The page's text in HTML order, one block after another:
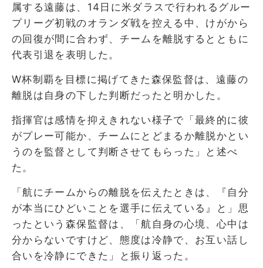
属する遠藤は、14日に米ダラスで行われるグルー
プリーグ初戦のオランダ戦を控える中、けがから
の回復が間に合わず、チームを離脱するとともに
代表引退を表明した。
W杯制覇を目標に掲げてきた森保監督は、遠藤の
離脱は自身の下した判断だったと明かした。
指揮官は感情を抑えきれない様子で「最終的に彼
がプレー可能か、チームにとどまるか離脱かとい
うのを監督として判断させてもらった」と述べ
た。
「航にチームからの離脱を伝えたときは、『自分
が本当にひどいことを選手に伝えている』と」思
ったという森保監督は、「航自身の心境、心中は
分からないですけど、態度は冷静で、お互い話し
合いを冷静にできた」と振り返った。